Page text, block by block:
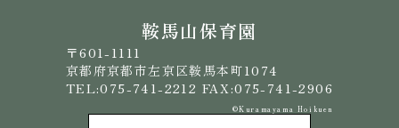
鞍馬山保育園
〒601-1111
京都府京都市左京区鞍馬本町1074
TEL:075-741-2212 FAX:075-741-2906
©️Kuramayama Hoikuen